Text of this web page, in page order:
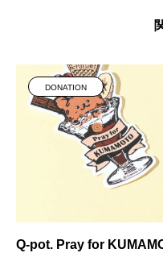
DONATION
Q-pot. Pray for